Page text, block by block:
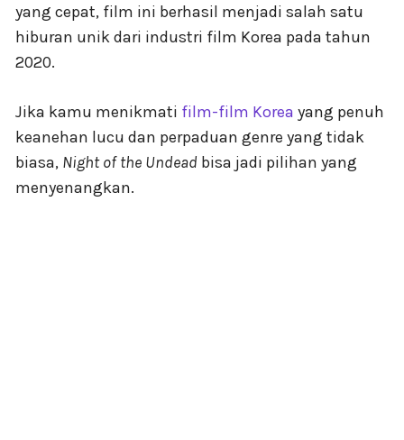
yang cepat, film ini berhasil menjadi salah satu
hiburan unik dari industri film Korea pada tahun
2020.
Jika kamu menikmati film-film Korea yang penuh
keanehan lucu dan perpaduan genre yang tidak
biasa, Night of the Undead bisa jadi pilihan yang
menyenangkan.